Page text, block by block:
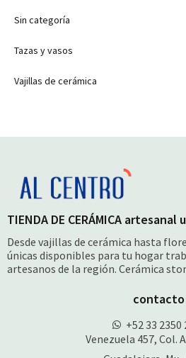
Sin categoría
Tazas y vasos
Vajillas de cerámica
TIENDA DE CERÁMICA
Desde vajillas de cerámica hasta
únicas disponibles para tu hogar
artesanos de la región. Cerámica
contacto
+52 33 2350
Venezuela 457, Col.